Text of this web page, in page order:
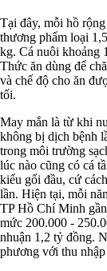
Tại đây, mỗi hồ
thương phẩm loại
kg. Cá nuôi khoảng
Thức ăn dùng để
và chế độ cho ăn
tối.
May mắn là từ khi
không bị dịch bệnh
trong môi trường
lúc nào cũng có cá
kiểu gối đầu, cứ
lần. Hiện tại, mỗi
TP Hồ Chí Minh
mức 200.000 -
nhuận 1,2 tỷ đồng.
phương với thu